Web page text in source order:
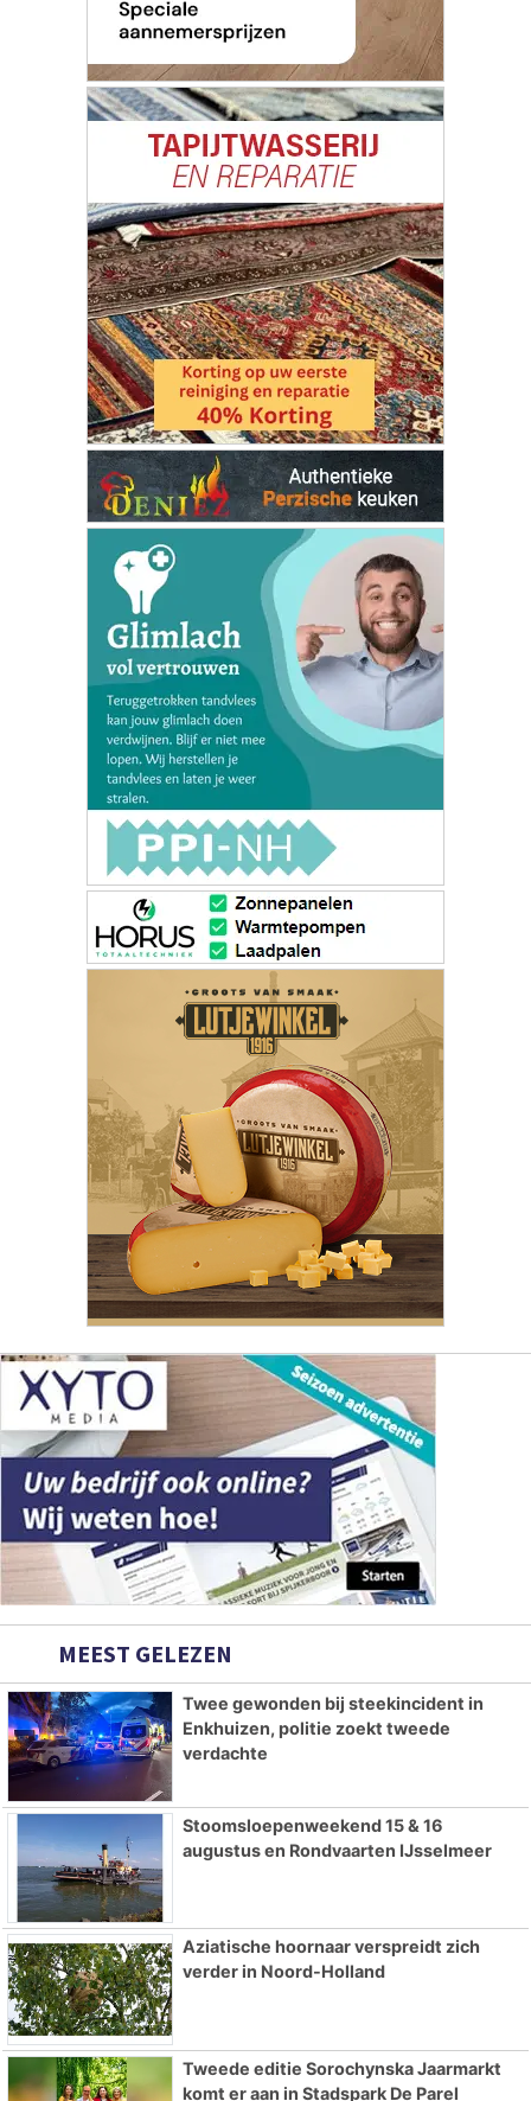
MEEST GELEZEN
Twee gewonden bij steekincident in
Enkhuizen, politie zoekt tweede
verdachte
Stoomsloepenweekend 15 & 16
augustus en Rondvaarten IJsselmeer
Aziatische hoornaar verspreidt zich
verder in Noord-Holland
Tweede editie Sorochynska Jaarmarkt
komt er aan in Stadspark De Parel